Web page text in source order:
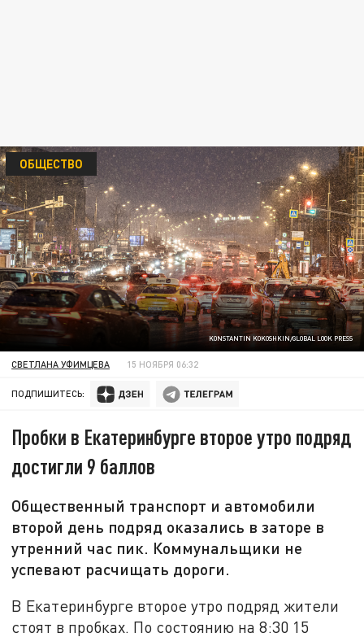
KONSTANTIN KOKOSHKIN/GLOBAL LOOK PRESS
ОБЩЕСТВО
СВЕТЛАНА УФИМЦЕВА 15 НОЯБРЯ 06:32
ПОДПИШИТЕСЬ:
Пробки в Екатеринбурге второе утро подряд
достигли 9 баллов
Общественный транспорт и автомобили
второй день подряд оказались в заторе в
утренний час пик. Коммунальщики не
успевают расчищать дороги.
В Екатеринбурге второе утро подряд жители
стоят в пробках. По состоянию на 8:30 15